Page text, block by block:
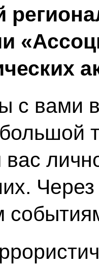
с вами